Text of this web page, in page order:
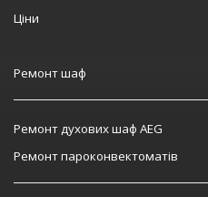
Ціни
Ремонт шаф
Ремонт духових шаф AEG
Ремонт пароконвектоматів